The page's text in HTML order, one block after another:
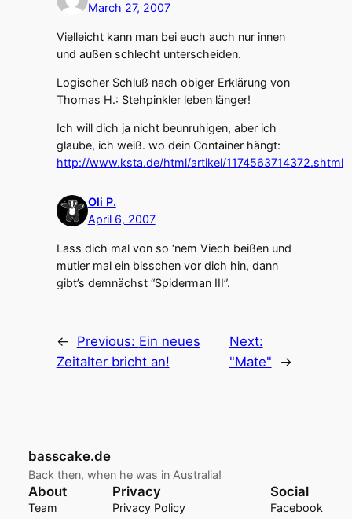
March 27, 2007
Vielleicht kann man bei euch auch nur innen
und außen schlecht unterscheiden.
Logischer Schluß nach obiger Erklärung von
Thomas H.: Stehpinkler leben länger!
Ich will dich ja nicht beunruhigen, aber ich
glaube, ich weiß. wo dein Container hängt:
http://www.ksta.de/html/artikel/1174563714372.shtml
Oli P.
April 6, 2007
Lass dich mal von so ‘nem Viech beißen und
mutier mal ein bisschen vor dich hin, dann
gibt’s demnächst “Spiderman III”.
← Previous: Ein neues
Zeitalter bricht an!
Next:
"Mate"
→
basscake.de
Back then, when he was in Australia!
About
Team
Privacy
Privacy Policy
Social
Facebook